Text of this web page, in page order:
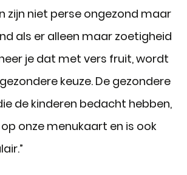
zijn niet perse ongezond maar
als er alleen maar zoetigheid
je dat met vers fruit, wordt
keuze. De gezondere
de kinderen bedacht hebben,
onze menukaart en is ook